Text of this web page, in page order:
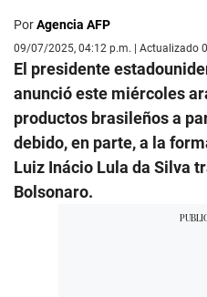
PorAgencia AFP
09/07/2025, 04:12 p.m. | Actualizado
El presidente
anunció este miércoles
productos brasileños a
debido, en parte, a la
Luiz Inácio Lula da Silva
Bolsonaro.